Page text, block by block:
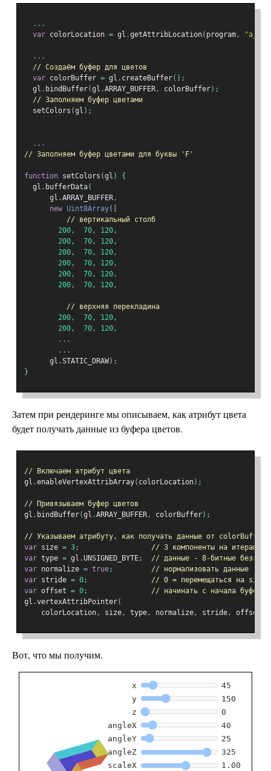
...
var colorLocation = gl .getAttribLocation( program,
...
// Создаём буфер для цветов
var colorBuffer = gl . createBuffer();
  gl
. bindBuffer(gl .ARRAY_BUFFER, colorBuffer);
// Заполняем буфер цветами
  setColors
(gl );
...
// Заполняем буфер цветами для буквы 'F'
function setColors (gl )
{
  gl
. bufferData(
      gl
.ARRAY_BUFFER,
new Uint8Array([
// вертикальный столб
200, 70, 120,
200, 70, 120,
200, 70, 120,
200, 70, 120,
200, 70, 120,
200, 70, 120,
// верхняя перекладина
200, 70, 120,
200, 70, 120,
...
...
      gl
.STATIC_DRAW);
}
Затем при рендеринге мы описываем, как атрибут цвета
будет получать данные из буфера цветов.
// Включаем атрибут цвета
gl .enableVertexAttribArray( colorLocation);
// Привязываем буфер цветов
gl . bindBuffer(gl .ARRAY_BUFFER, colorBuffer);
// Указываем атрибуту, как получать данные от colorBuffer
var size = 3;
// 3 компоненты на итерацию
var type = gl .UNSIGNED_BYTE;
// данные - 8-битные
var normalize = true;
// нормализовать данные
var stride = 0;
// 0 = перемещаться на size *
var offset = 0;
// начинать с начала буфера
gl .vertexAttribPointer(
    colorLocation
, size, type, normalize, stride, offset
Вот, что мы получим.